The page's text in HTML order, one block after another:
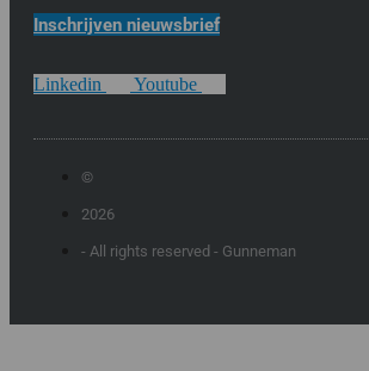
Inschrijven nieuwsbrief
Linkedin Youtube
©
2026
- All rights reserved - Gunneman